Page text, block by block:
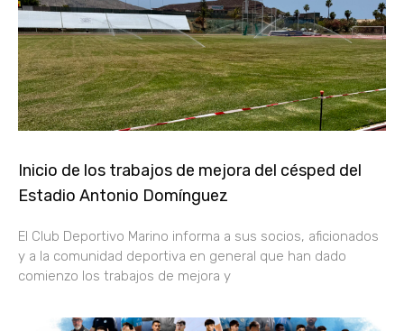
Inicio de los trabajos de mejora del césped del
Estadio Antonio Domínguez
El Club Deportivo Marino informa a sus socios, aficionados
y a la comunidad deportiva en general que han dado
comienzo los trabajos de mejora y